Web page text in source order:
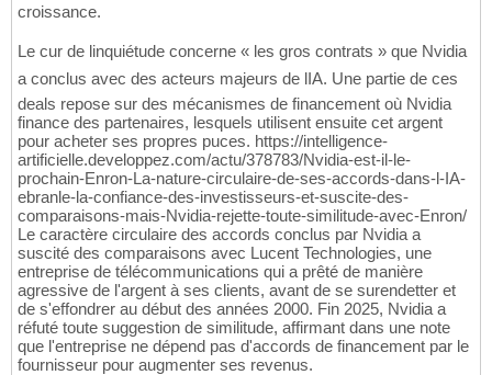
croissance.
Le cur de linquiétude concerne « les gros contrats » que Nvidia
a conclus avec des acteurs majeurs de lIA. Une partie de ces
deals repose sur des mécanismes de financement où Nvidia
finance des partenaires, lesquels utilisent ensuite cet argent
pour acheter ses propres puces. https://intelligence-
artificielle.developpez.com/actu/378783/Nvidia-est-il-le-
prochain-Enron-La-nature-circulaire-de-ses-accords-dans-l-IA-
ebranle-la-confiance-des-investisseurs-et-suscite-des-
comparaisons-mais-Nvidia-rejette-toute-similitude-avec-Enron/
Le caractère circulaire des accords conclus par Nvidia a
suscité des comparaisons avec Lucent Technologies, une
entreprise de télécommunications qui a prêté de manière
agressive de l'argent à ses clients, avant de se surendetter et
de s'effondrer au début des années 2000. Fin 2025, Nvidia a
réfuté toute suggestion de similitude, affirmant dans une note
que l'entreprise ne dépend pas d'accords de financement par le
fournisseur pour augmenter ses revenus.